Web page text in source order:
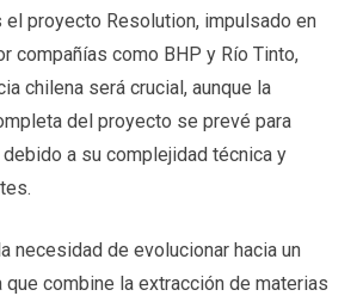
el proyecto Resolution, impulsado en
compañías como BHP y Río Tinto,
chilena será crucial, aunque la
del proyecto se prevé para
a su complejidad técnica y
necesidad de evolucionar hacia un
combine la extracción de materias